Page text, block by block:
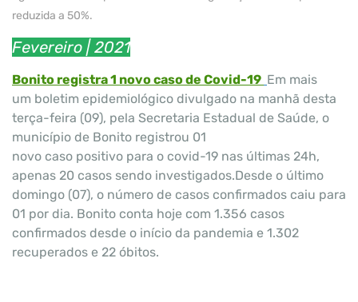
reduzida a 50%.
Fevereiro | 2021
Bonito registra 1 novo caso de Covid-19 Em mais
um boletim epidemiológico divulgado na manhã desta
terça-feira (09), pela Secretaria Estadual de Saúde, o
município de Bonito registrou 01
novo caso positivo para o covid-19 nas últimas 24h,
apenas 20 casos sendo investigados.Desde o último
domingo (07), o número de casos confirmados caiu para
01 por dia. Bonito conta hoje com 1.356 casos
confirmados desde o início da pandemia e 1.302
recuperados e 22 óbitos.